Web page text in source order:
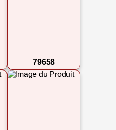
79658